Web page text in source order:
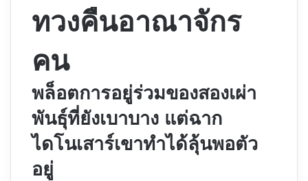
ทวงคืนอาณาจักร
คน
พล็อตการอยู่ร่วมของสองเผ่า
พันธุ์ที่ยังเบาบาง แต่ฉาก
ไดโนเสาร์เขาทำได้ลุ้นพอตัว
อยู่